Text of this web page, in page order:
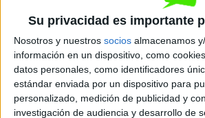
Su privacidad es importante
Nosotros y nuestros socios almacenamos
información en un dispositivo, como
datos personales, como identificadores
estándar enviada por un dispositivo para
personalizado, medición de publicidad y
investigación de audiencia y desarrollo de
Contáctanos